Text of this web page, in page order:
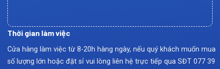
Thời gian làm việc
Cửa hàng làm việc từ 8-20h hàng ngày, nếu quý khách muốn mua
số lượng lớn hoặc đặt sỉ vui lòng liên hệ trực tiếp qua SĐT 077 39